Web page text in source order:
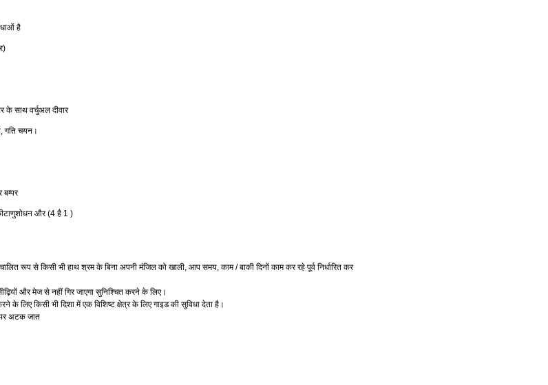
है
)
के साथ वर्चुअल दीवार
, गति चयन।
बम्पर
और(4 है1 )
रूप से किसी भी हाथ श्रम के बिना अपनी मंजिल को खाली, आप समय, काम/बाकी दिनों काम कर रहे पूर्व निर्धारित कर
और मेज से नहीं गिर जाएगा सुनिश्चित करने के लिए।
के लिए किसी भी दिशा में एक विशिष्ट क्षेत्र के लिए गाइड की सुविधा देता है।
अटक जात